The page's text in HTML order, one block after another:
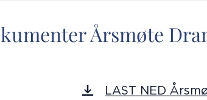
Årsmøte
LAST NED